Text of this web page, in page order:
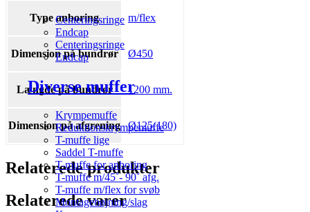
Centeringsringe
Endcap
Centeringsringe
Endcap
Diverse muffer
Krympemuffe
Reduktionskrympemuffe
T-muffe lige
Saddel T-muffe
T-muffe for anboring
T-muffe m/45˚- 90˚ afg.
T-muffe m/flex for svøb
Montagebøjning/slag
Type anboring m/flex
Dimension på bundrør Ø450
Længde på bundrør 1200 mm.
Dimension på afgrening Ø125(180)
Relaterede produkter
Relaterede varer